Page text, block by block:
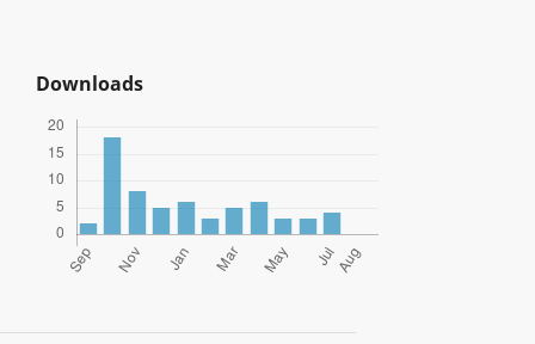
Downloads